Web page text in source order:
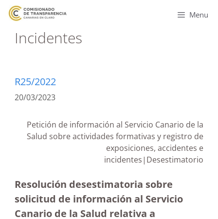
Menu
Incidentes
R25/2022
20/03/2023
Petición de información al Servicio Canario de la
Salud sobre actividades formativas y registro de
exposiciones, accidentes e
incidentes|Desestimatorio
Resolución desestimatoria sobre
solicitud de información al Servicio
Canario de la Salud relativa a